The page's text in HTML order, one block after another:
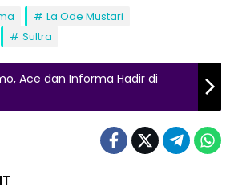
La Ode Mustari
Sultra
Ace dan Informa Hadir di